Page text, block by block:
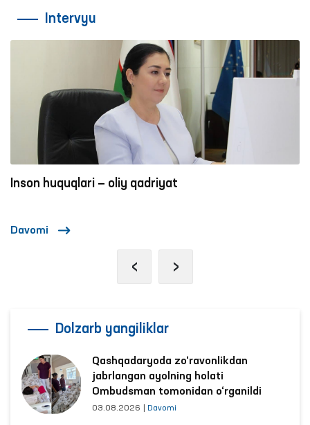
Intervyu
Inson huquqlari — oliy qadriyat
Davomi
‹ ›
Dolzarb yangiliklar
Qashqadaryoda zo‘ravonlikdan
jabrlangan ayolning holati
Ombudsman tomonidan o‘rganildi
03.08.2026 Davomi